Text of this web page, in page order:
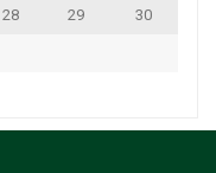
28 29 30